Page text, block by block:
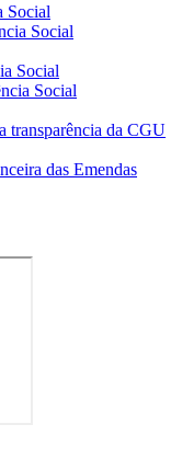
Social
Social
Social
Social
transparência da CGU
das Emendas